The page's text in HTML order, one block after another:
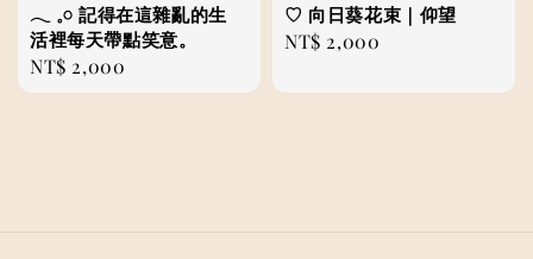
𓂃 𓈒𓏸 記得在這雜亂的生
活裡每天帶點笑意。
Regular
price
NT$ 2,000
♡ 向日葵花束｜仰望
Regular
NT$ 2,000